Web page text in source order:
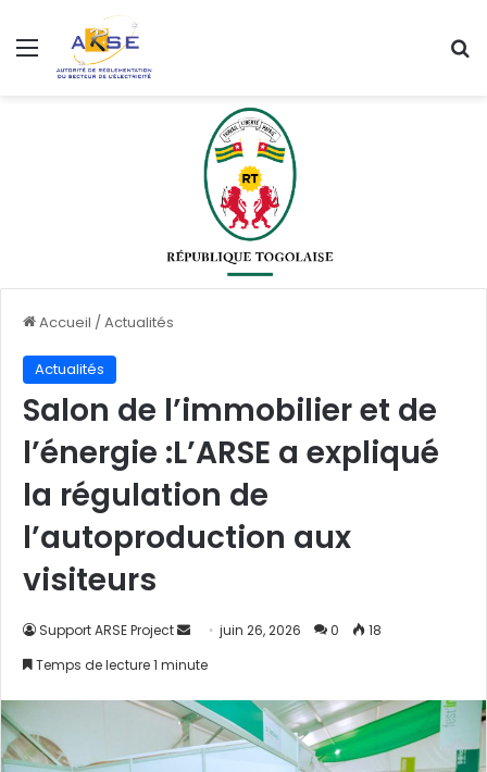
Menu
Accueil /Actualités
Actualités
Salon de l’immobilier et de
l’énergie :L’ARSE a expliqué
la régulation de
l’autoproduction aux
visiteurs
Support ARSE Project
n
o
y
e
juin 26, 2026 0
18
Temps de lecture 1 minute